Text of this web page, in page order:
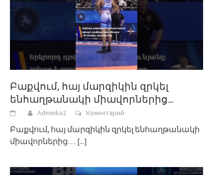
Բաքվում, հայ մարզիկին զրկել
ենհաղթանակի միավորներից…
Adminka2 Коментарий
Բաքվում, հայ մարզիկին զրկել ենհաղթանակի
միավորներից… [...]